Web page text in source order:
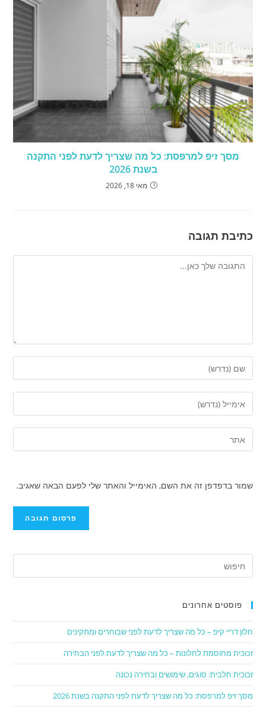
מסך זיפ למרפסת: כל מה שצריך לדעת לפני התקנה
בשנת 2026
מאי 18, 2026
כתיבת תגובה
שמור בדפדפן זה את השם, האימייל והאתר שלי לפעם הבאה שאגיב.
פוסטים אחרונים
חלון דריי קיפ – כל מה שצריך לדעת לפני שבוחרים ומתקינים
זכוכית מחוסמת לחלונות – כל מה שצריך לדעת לפני הבחירה
זכוכית חלבית: סוגים, שימושים ובחירה נכונה
מסך זיפ למרפסת: כל מה שצריך לדעת לפני התקנה בשנת 2026